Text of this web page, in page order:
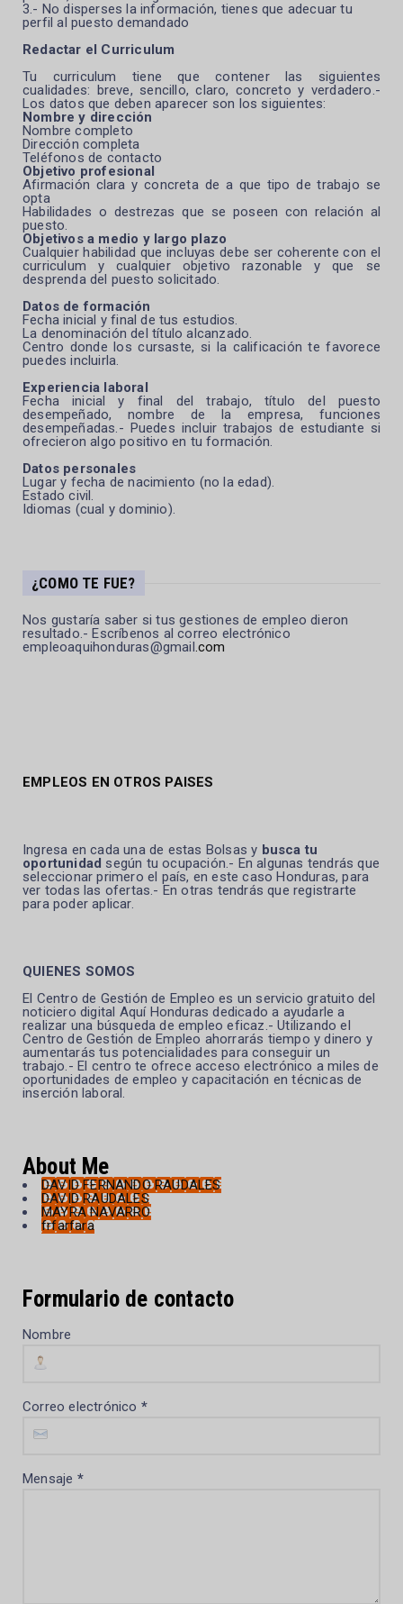
3.- No disperses la información, tienes que adecuar tu
perfil al puesto demandado
Redactar el Curriculum
Tu curriculum tiene que contener las siguientes
cualidades: breve, sencillo, claro, concreto y verdadero.-
Los datos que deben aparecer son los siguientes:
Nombre y dirección
Nombre completo
Dirección completa
Teléfonos de contacto
Objetivo profesional
Afirmación clara y concreta de a que tipo de trabajo se
opta
Habilidades o destrezas que se poseen con relación al
puesto.
Objetivos a medio y largo plazo
Cualquier habilidad que incluyas debe ser coherente con el
curriculum y cualquier objetivo razonable y que se
desprenda del puesto solicitado.
Datos de formación
Fecha inicial y final de tus estudios.
La denominación del título alcanzado.
Centro donde los cursaste, si la calificación te favorece
puedes incluirla.
Experiencia laboral
Fecha inicial y final del trabajo, título del puesto
desempeñado, nombre de la empresa, funciones
desempeñadas.- Puedes incluir trabajos de estudiante si
ofrecieron algo positivo en tu formación.
Datos personales
Lugar y fecha de nacimiento (no la edad).
Estado civil.
Idiomas (cual y dominio).
¿COMO TE FUE?
Nos gustaría saber si tus gestiones de empleo dieron
resultado.- Escríbenos al correo electrónico
empleoaquihonduras@gmail .com
EMPLEOS EN OTROS PAISES
Ingresa en cada una de estas Bolsas y busca tu
oportunidad según tu ocupación.- En algunas tendrás que
seleccionar primero el país, en este caso Honduras, para
ver todas las ofertas.- En otras tendrás que registrarte
para poder aplicar.
QUIENES SOMOS
El Centro de Gestión de Empleo es un servicio gratuito del
noticiero digital Aquí Honduras dedicado a ayudarle a
realizar una búsqueda de empleo eficaz.- Utilizando el
Centro de Gestión de Empleo ahorrarás tiempo y dinero y
aumentarás tus potencialidades para conseguir un
trabajo.- El centro te ofrece acceso electrónico a miles de
oportunidades de empleo y capacitación en técnicas de
inserción laboral.
About Me
DAVID FERNANDO RAUDALES
DAVID RAUDALES
MAYRA NAVARRO
frfarfara
Formulario de contacto
Nombre
Correo electrónico *
Mensaje *